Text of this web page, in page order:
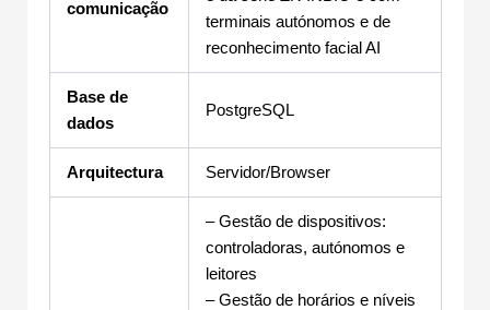
comunicação
terminais autónomos e de
reconhecimento facial AI
Base de
dados
PostgreSQL
Arquitectura Servidor/Browser
– Gestão de dispositivos:
controladoras, autónomos e
leitores
– Gestão de horários e níveis